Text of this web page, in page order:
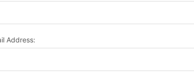
Address: